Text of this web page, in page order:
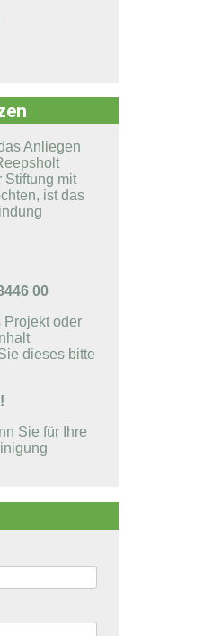
Anliegen
Stiftung mit
ist das
00
Projekt oder
dieses bitte
Sie für Ihre